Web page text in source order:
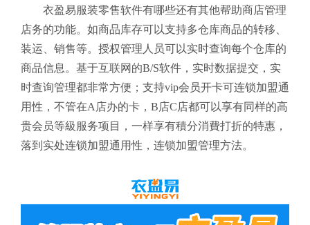
衣盈易服装零售软件有哪些还有其他帮助商店管理
店务的功能。如商品库存可以支持多仓库商品的转移、
装运、销售等。授权管理人员可以实时查询每个仓库的
商品信息。基于互联网的B/S软件，实时数据提交，实
时查询管理都非常方便；支持vip会员开卡可连锁加盟通
用性，不管在A店办的卡，B店C店都可以享有同样的高
贵会员等級服务项目，一样享有積分消費打折的特惠，
落到实处连锁加盟通用性，连锁加盟管理方法。